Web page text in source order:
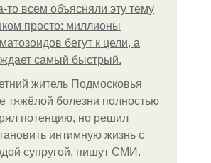
то всем объясняли эту тему
просто: миллионы
бегут к цели, а
самый быстрый.
житель Подмосковья
тяжёлой болезни полностью
потенцию, но решил
интимную жизнь с
супругой, пишут СМИ.